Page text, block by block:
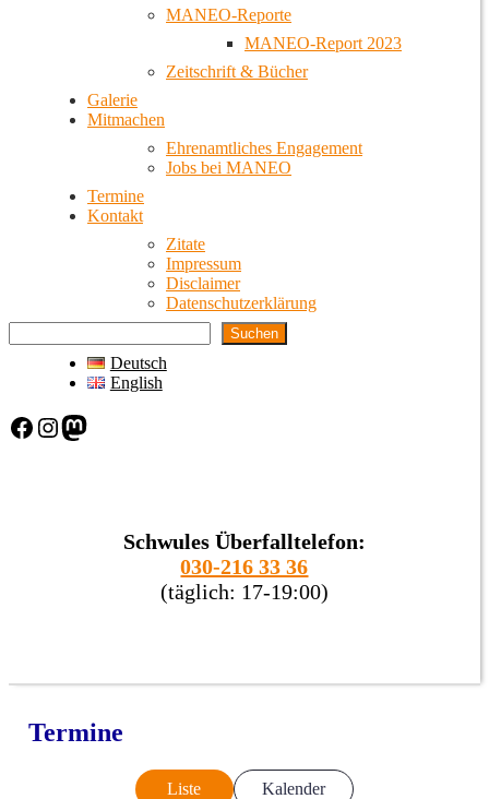
MANEO-Reporte
MANEO-Report 2023
Zeitschrift & Bücher
Galerie
Mitmachen
Ehrenamtliches Engagement
Jobs bei MANEO
Termine
Kontakt
Zitate
Impressum
Disclaimer
Datenschutzerklärung
Suchen
Deutsch
English
Facebook Instagram Mastodon
Schwules Überfalltelefon:
030-216 33 36
(täglich: 17-19:00)
Termine
Liste Kalender